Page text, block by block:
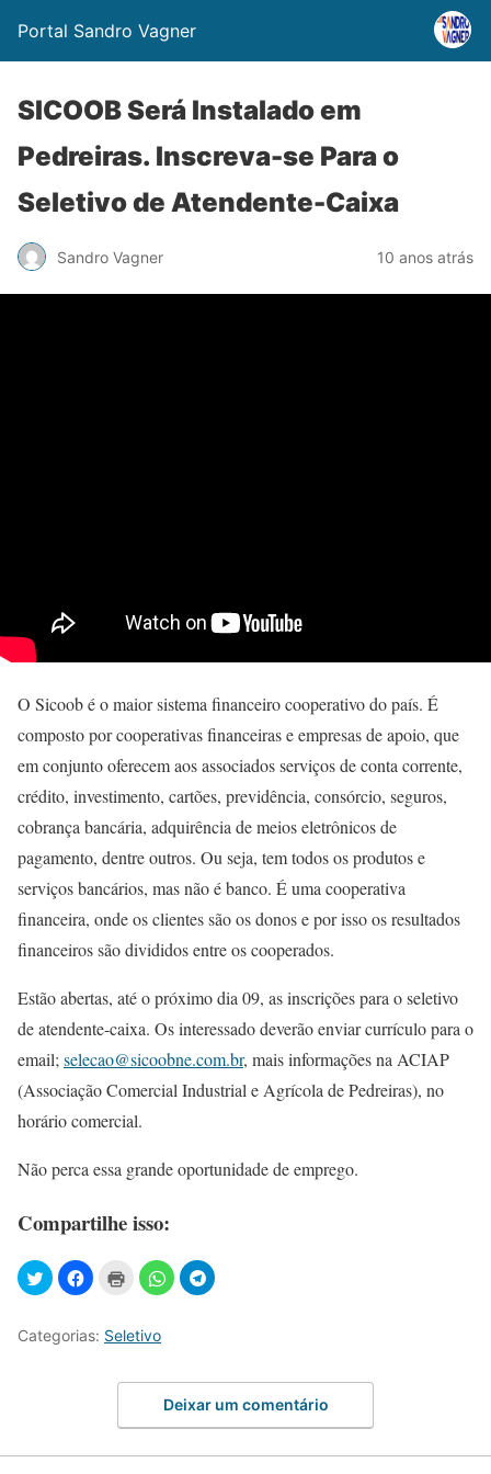
Portal Sandro Vagner
SICOOB Será Instalado em
Pedreiras. Inscreva-se Para o
Seletivo de Atendente-Caixa
Sandro Vagner 10 anos atrás
O Sicoob é o maior sistema financeiro cooperativo do país. É
composto por cooperativas financeiras e empresas de apoio, que
em conjunto oferecem aos associados serviços de conta corrente,
crédito, investimento, cartões, previdência, consórcio, seguros,
cobrança bancária, adquirência de meios eletrônicos de
pagamento, dentre outros. Ou seja, tem todos os produtos e
serviços bancários, mas não é banco. É uma cooperativa
financeira, onde os clientes são os donos e por isso os resultados
financeiros são divididos entre os cooperados.
Estão abertas, até o próximo dia 09, as inscrições para o seletivo
de atendente-caixa. Os interessado deverão enviar currículo para o
email; selecao@sicoobne.com.br, mais informações na ACIAP
(Associação Comercial Industrial e Agrícola de Pedreiras), no
horário comercial.
Não perca essa grande oportunidade de emprego.
Compartilhe isso:
Categorias: Seletivo
Deixar um comentário